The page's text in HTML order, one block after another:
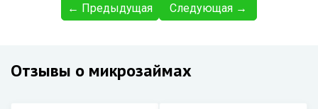
← Предыдущая
Следующая →
Отзывы о микрозаймах